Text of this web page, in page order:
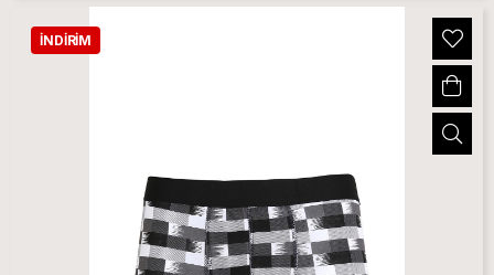
İNDIRIM